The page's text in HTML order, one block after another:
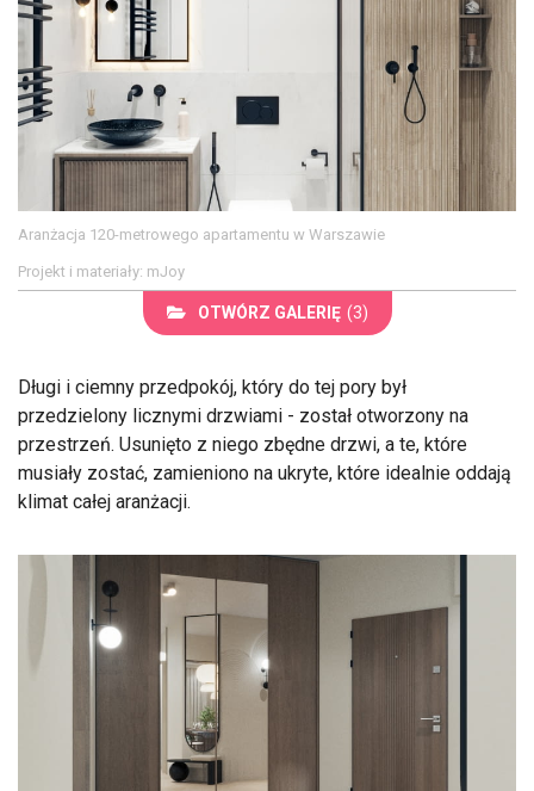
Aranżacja 120-metrowego apartamentu w Warszawie
Projekt i materiały: mJoy
OTWÓRZ GALERIĘ (3)
Długi i ciemny przedpokój, który do tej pory był
przedzielony licznymi drzwiami - został otworzony na
przestrzeń. Usunięto z niego zbędne drzwi, a te, które
musiały zostać, zamieniono na ukryte, które idealnie oddają
klimat całej aranżacji.